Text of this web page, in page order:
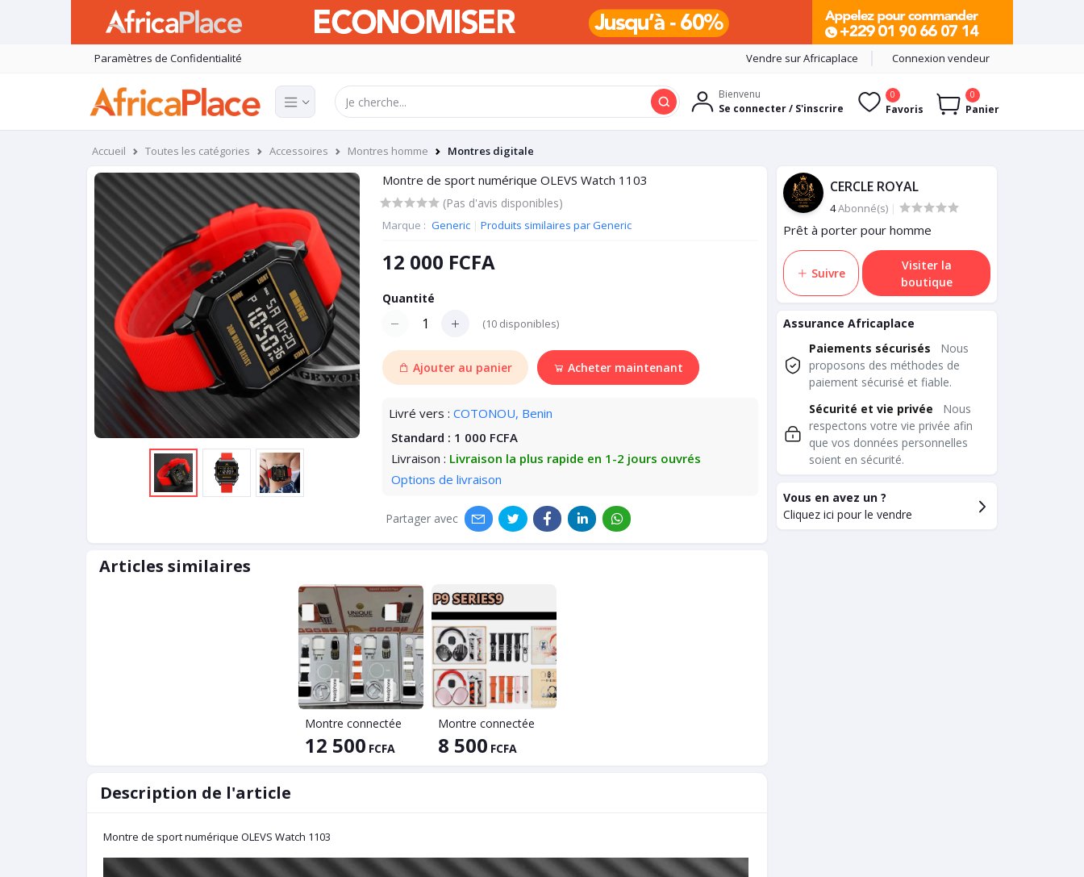
Paramètres de Confidentialité Vendre sur Africaplace Connexion vendeur
Bienvenu
Se connecter / S'inscrire
0
Favoris
0
Panier
Accueil Toutes les catégories Accessoires Montres homme Montres digitale
Montre de sport numérique OLEVS Watch 1103
(Pas d'avis disponibles)
Marque : Generic | Produits similaires par Generic
12 000 FCFA
Quantité
(10disponibles)
Ajouter au panier Acheter maintenant
Livré vers : COTONOU, Benin
Standard : 1 000 FCFA
Livraison : Livraison la plus rapide en 1-2 jours ouvrés
Options de livraison
Partager avec
Articles similaires
Montre connectée
12 500 FCFA
Montre connectée
8 500 FCFA
Description de l'article
Montre de sport numérique OLEVS Watch 1103
CERCLE ROYAL
4Abonné(s) |
Prêt à porter pour homme
Suivre
Visiter la
boutique
Assurance Africaplace
Paiements sécurisés
Nous
proposons des méthodes de
paiement sécurisé et fiable.
Sécurité et vie privée
Nous
respectons votre vie privée afin
que vos données personnelles
soient en sécurité.
Vous en avez un ?
Cliquez ici pour le vendre